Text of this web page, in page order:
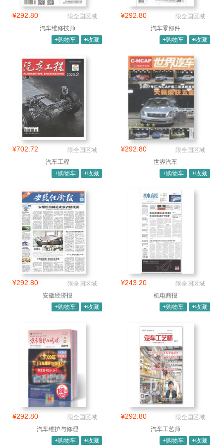
¥292.80
限全国区域
汽车维修技师
+购物车
+收藏
¥292.80
限全国区域
汽车零部件
+购物车
+收藏
¥702.72
限全国区域
汽车工程
+购物车
+收藏
¥292.80
限全国区域
世界汽车
+购物车
+收藏
¥292.80
限全国区域
安徽经济报
+购物车
+收藏
¥243.20
限全国区域
机电商报
+购物车
+收藏
¥292.80
限全国区域
汽车维护与修理
+购物车
+收藏
¥292.80
限全国区域
汽车工艺师
+购物车
+收藏